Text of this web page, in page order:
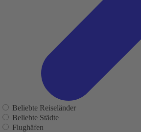
Beliebte Reiseländer
Beliebte Städte
Flughäfen